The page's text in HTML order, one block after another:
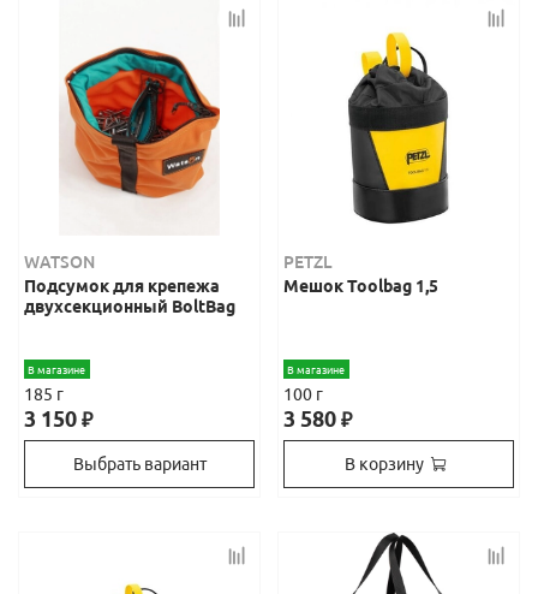
WATSON
Подсумок для крепежа
двухсекционный BoltBag
В магазине
185 г
3 150₽
Выбрать вариант
PETZL
Мешок Toolbag 1,5
В магазине
100 г
3 580₽
В корзину